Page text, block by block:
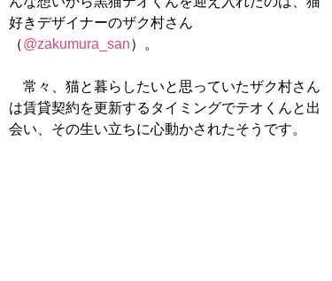
好きデザイナーのザク村さん
（@zakumura_san）。
常々、猫と暮らしたいと思っていたザク村さん
は賃貸契約を更新するタイミングでテオくんと出
会い、その生い立ちに心動かされたそうです。